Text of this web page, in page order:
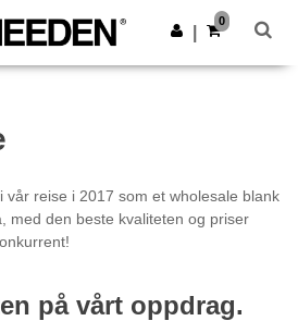
Last ned app
0
vår reise i 2017 som et wholesale blank
med den beste kvaliteten og priser
på vårt oppdrag.